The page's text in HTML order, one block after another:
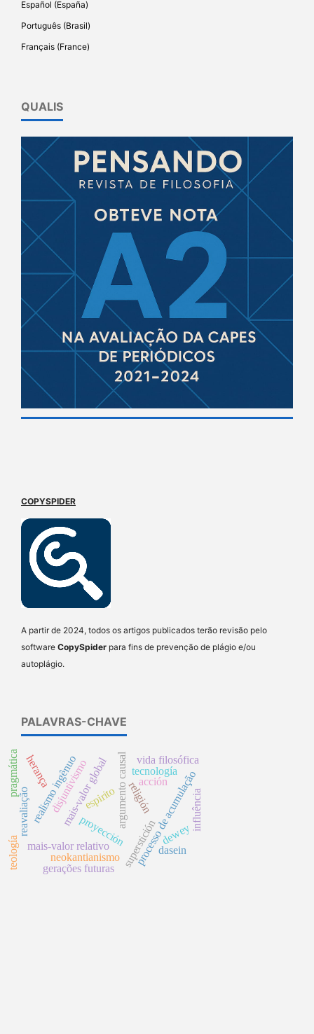
Español (España)
Português (Brasil)
Français (France)
QUALIS
COPYSPIDER
A partir de 2024, todos os artigos publicados terão revisão pelo
software CopySpider para fins de prevenção de plágio e/ou
autoplágio.
PALAVRAS-CHAVE
argumento causal
superstición
proyección processo de acumulação
mais-valor global
mais-valor relativo
disjuntivismo religión
realismo ingênuo tecnología
dewey
teología
espirito influência
neokantianismo
dasein
herança
reavaliação
pragmática
gerações futuras
acción
vida filosófica